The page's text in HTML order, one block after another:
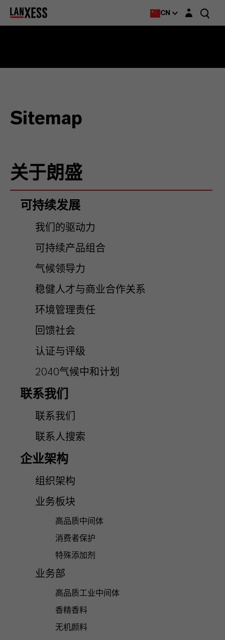
CN Login layer
Sitemap
关于朗盛
可持续发展
我们的驱动力
可持续产品组合
气候领导力
稳健人才与商业合作关系
环境管理责任
回馈社会
认证与评级
2040气候中和计划
联系我们
联系我们
联系人搜索
企业架构
组织架构
业务板块
高品质中间体
消费者保护
特殊添加剂
业务部
高品质工业中间体
香精香料
无机颜料